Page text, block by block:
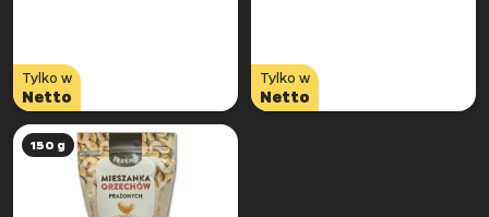
Tylko w
Netto
Tylko w
Netto
150 g